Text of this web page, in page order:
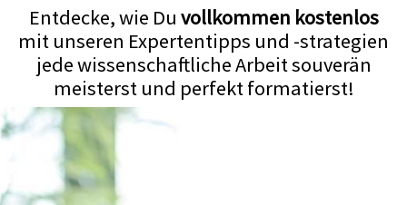
Entdecke, wie Du vollkommen kostenlos
mit unseren Expertentipps und -strategien
jede wissenschaftliche Arbeit souverän
meisterst und perfekt formatierst!